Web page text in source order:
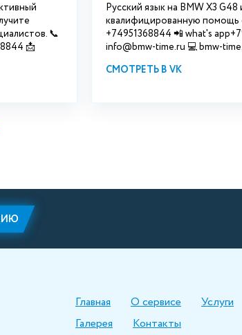
📞
📩
Русский язык на BMW X3
квалифицированную помощь
+74951368844 📲 what's
info@bmw-time.ru 💻 bmw-
СМОТРЕТЬ В VK
Главная О сервисе Услуги
Галерея
Контакты